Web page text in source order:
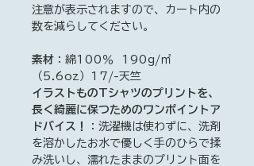
注意が表示されますので、カート内の
数を減らしてください。
素材 ：綿100％ 190g/㎡
（5.6oz）17/-天竺
イラストものTシャツのプリントを、
長く綺麗に保つためのワンポイントア
ドバイス！
：洗濯機は使わずに、洗剤
を溶かしたお水で優しく手のひらで揉
み洗いし、濡れたままのプリント面を